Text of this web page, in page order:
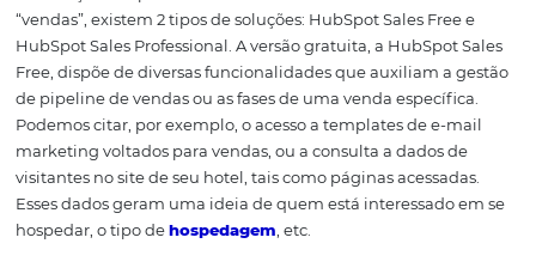
pois o sistema receberá dados qualificados e com
gerando mais eficiência e produtividade.
4. HubSpot
AHubsSpoté uma plataforma que atende diversas
necessidades de uma equipe de vendas. Essa